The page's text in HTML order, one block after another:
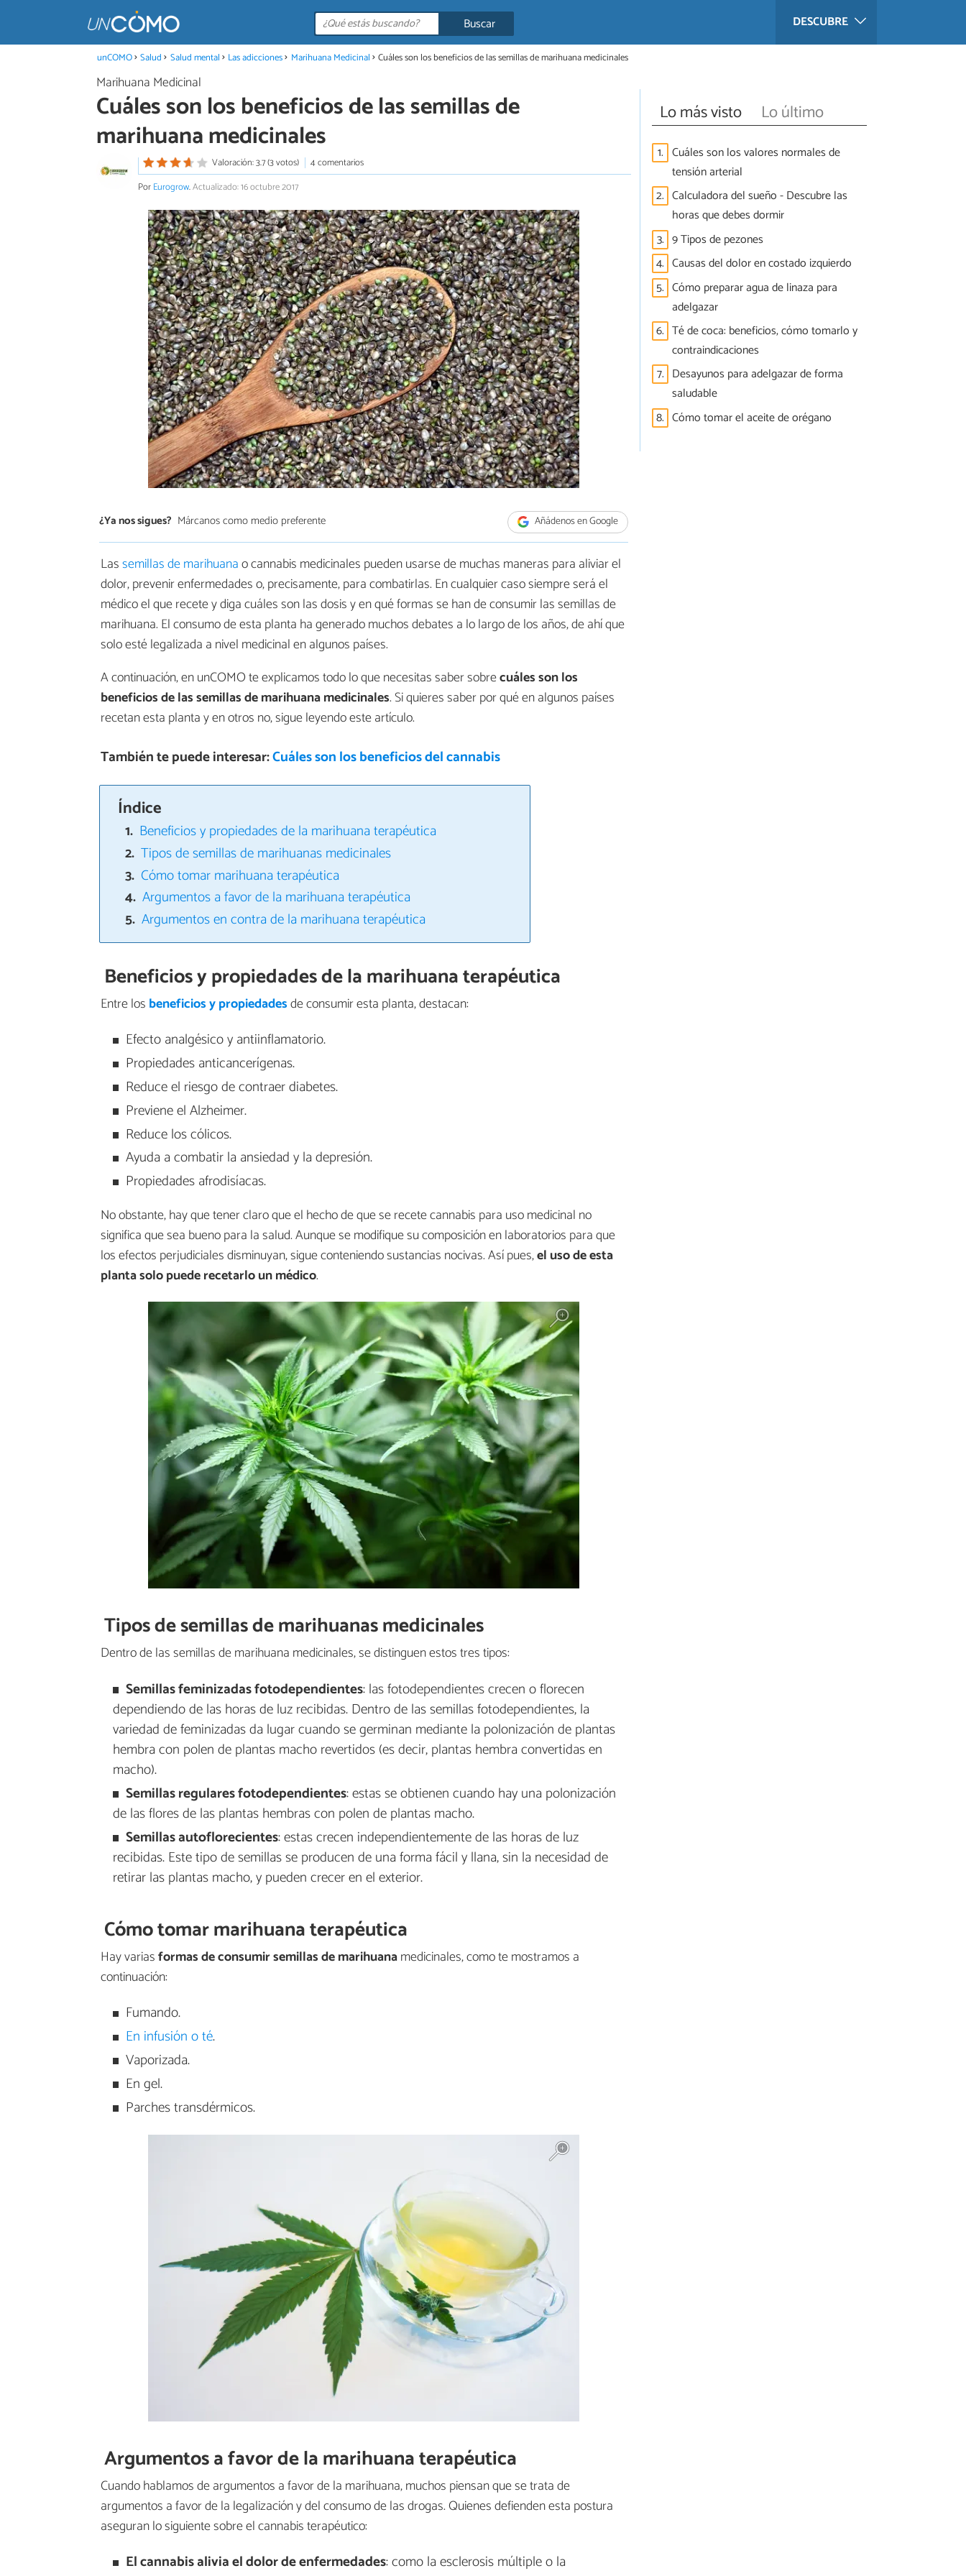
DESCUBRE
Buscar
unCOMO Salud Salud mental Las adicciones Marihuana Medicinal Cuáles son los beneficios de las semillas de marihuana medicinales
Marihuana Medicinal
Cuáles son los beneficios de las semillas de
marihuana medicinales
Valoración: 3.7 (3 votos)
4 comentarios
PorEurogrow.Actualizado: 16 octubre 2017
¿Ya nos sigues? Márcanos como medio preferente Añádenos en Google
Lassemillas de marihuanao cannabis medicinales pueden usarse de muchas maneras para aliviar el
dolor, prevenir enfermedades o, precisamente, para combatirlas. En cualquier caso siempre será el
médico el que recete y diga cuáles son las dosis y en qué formas se han de consumir las semillas de
marihuana. El consumo de esta planta ha generado muchos debates a lo largo de los años, de ahí que
solo esté legalizada a nivel medicinal en algunos países.
A continuación, en unCOMO te explicamos todo lo que necesitas saber sobrecuáles son los
beneficios de las semillas de marihuana medicinales. Si quieres saber por qué en algunos países
recetan esta planta y en otros no, sigue leyendo este artículo.
También te puede interesar:Cuáles son los beneficios del cannabis
Índice
Beneficios y propiedades de la marihuana terapéutica
Tipos de semillas de marihuanas medicinales
Cómo tomar marihuana terapéutica
Argumentos a favor de la marihuana terapéutica
Argumentos en contra de la marihuana terapéutica
Beneficios y propiedades de la marihuana terapéutica
Entre los beneficios y propiedadesde consumir esta planta, destacan:
Efecto analgésico y antiinflamatorio.
Propiedades anticancerígenas.
Reduce el riesgo de contraer diabetes.
Previene el Alzheimer.
Reduce los cólicos.
Ayuda a combatir la ansiedad y la depresión.
Propiedades afrodisíacas.
No obstante, hay que tener claro que el hecho de que se recete cannabis para uso medicinal no
significa que sea bueno para la salud. Aunque se modifique su composición en laboratorios para que
los efectos perjudiciales disminuyan, sigue conteniendo sustancias nocivas. Así pues,el uso de esta
planta solo puede recetarlo un médico.
Tipos de semillas de marihuanas medicinales
Dentro de las semillas de marihuana medicinales, se distinguen estos tres tipos:
Semillas feminizadas fotodependientes: las fotodependientes crecen o florecen
dependiendo de las horas de luz recibidas. Dentro de las semillas fotodependientes, la
variedad de feminizadas da lugar cuando se germinan mediante la polonización de plantas
hembra con polen de plantas macho revertidos (es decir, plantas hembra convertidas en
macho).
Semillas regulares fotodependientes: estas se obtienen cuando hay una polonización
de las flores de las plantas hembras con polen de plantas macho.
Semillas autoflorecientes: estas crecen independientemente de las horas de luz
recibidas. Este tipo de semillas se producen de una forma fácil y llana, sin la necesidad de
retirar las plantas macho, y pueden crecer en el exterior.
Cómo tomar marihuana terapéutica
Hay variasformas de consumir semillas de marihuanamedicinales, como te mostramos a
continuación:
Fumando.
En infusión o té.
Vaporizada.
En gel.
Parches transdérmicos.
Argumentos a favor de la marihuana terapéutica
Cuando hablamos de argumentos a favor de la marihuana, muchos piensan que se trata de
argumentos a favor de la legalización y del consumo de las drogas. Quienes defienden esta postura
aseguran lo siguiente sobre el cannabis terapéutico:
El cannabis alivia el dolor de enfermedades: como la esclerosis múltiple o la
Lo más visto Lo último
1. Cuáles son los valores normales de
tensión arterial
2. Calculadora del sueño - Descubre las
horas que debes dormir
3. 9 Tipos de pezones
4. Causas del dolor en costado izquierdo
5. Cómo preparar agua de linaza para
adelgazar
6. Té de coca: beneficios, cómo tomarlo y
contraindicaciones
7. Desayunos para adelgazar de forma
saludable
8. Cómo tomar el aceite de orégano